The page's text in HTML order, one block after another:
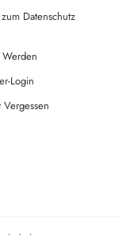
Datenschutz
Login
Vergessen